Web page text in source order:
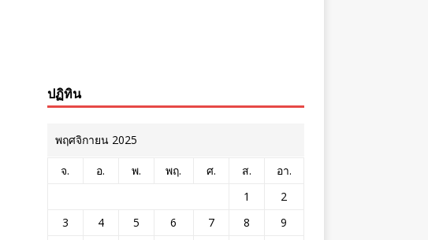
ปฏิทิน
พฤศจิกายน 2025
จ. อ. พ. พฤ. ศ. ส.
อา.
1
2
3
4 5 6 7 8
9